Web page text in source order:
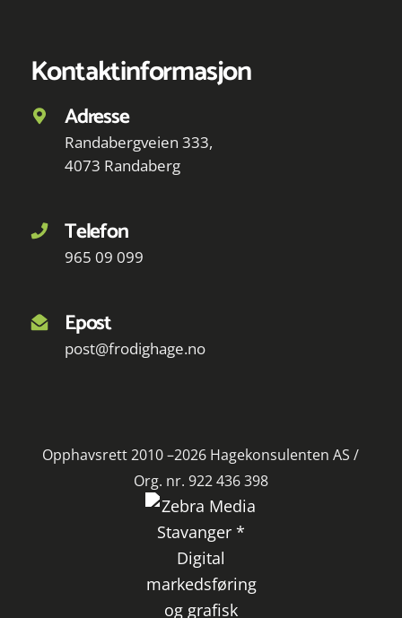
Kontaktinformasjon
Adresse
Randabergveien 333,
4073 Randaberg
Telefon
965 09 099
Epost
post@frodighage.no
Opphavsrett 2010 –2026 Hagekonsulenten AS /
Org. nr. 922 436 398